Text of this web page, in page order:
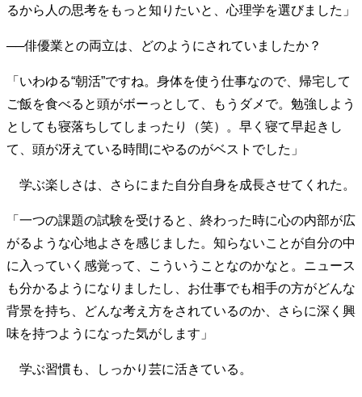
70代のグランドデザイン
社会・カルチャー・マネー
地域とつながる/お金との付き合い方
るから人の思考をもっと知りたいと、心理学を選びました」
──俳優業との両立は、どのようにされていましたか？
「いわゆる“朝活”ですね。身体を使う仕事なので、帰宅して
ご飯を食べると頭がボーっとして、もうダメで。勉強しよう
としても寝落ちしてしまったり（笑）。早く寝て早起きし
て、頭が冴えている時間にやるのがベストでした」
学ぶ楽しさは、さらにまた自分自身を成長させてくれた。
「一つの課題の試験を受けると、終わった時に心の内部が広
がるような心地よさを感じました。知らないことが自分の中
に入っていく感覚って、こういうことなのかなと。ニュース
も分かるようになりましたし、お仕事でも相手の方がどんな
背景を持ち、どんな考え方をされているのか、さらに深く興
味を持つようになった気がします」
学ぶ習慣も、しっかり芸に活きている。